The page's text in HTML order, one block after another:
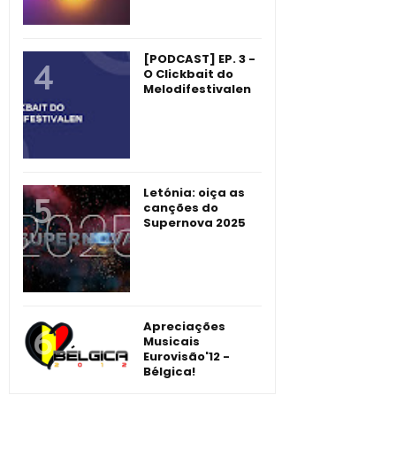
[PODCAST] EP. 3 -
O Clickbait do
Melodifestivalen
Letónia: oiça as
canções do
Supernova 2025
Apreciações
Musicais
Eurovisão'12 -
Bélgica!